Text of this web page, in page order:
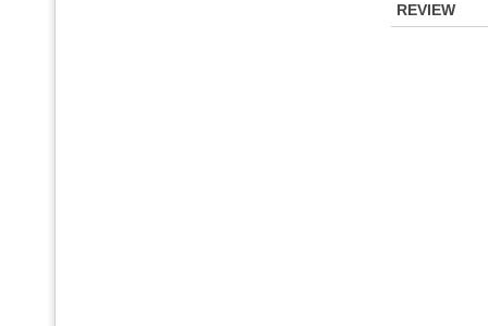
REVIEW